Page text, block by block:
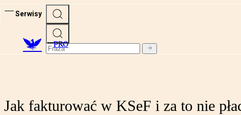
Serwisy
PRO
Jak fakturować w KSeF i za to nie